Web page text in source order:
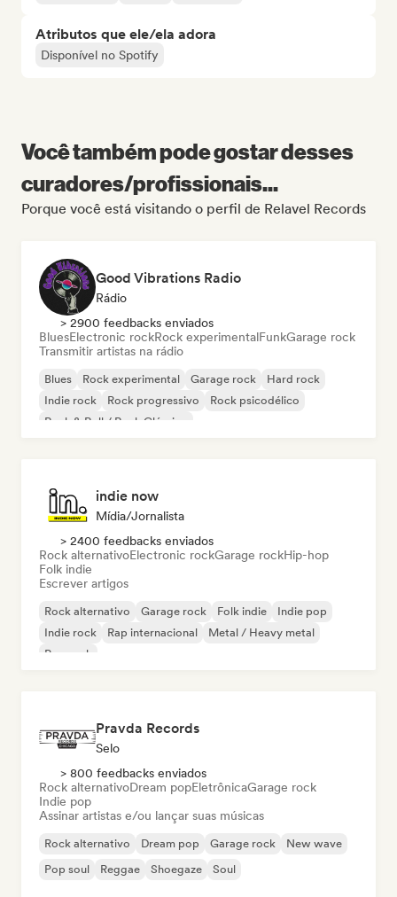
Atributos que ele/ela adora
Disponível no Spotify
Você também pode gostar desses
curadores/profissionais...
Porque você está visitando o perfil de Relavel Records
Good Vibrations Radio
Rádio
> 2900 feedbacks enviados
BluesElectronic rockRock experimentalFunkGarage rock
Transmitir artistas na rádio
Blues Rock experimental Garage rock
Hard rock
Indie rock
Rock progressivo
Rock psicodélico
Rock & Roll / Rock Clássico
indie now
Mídia/Jornalista
> 2400 feedbacks enviados
Rock alternativoElectronic rockGarage rockHip-hop
Folk indie
Escrever artigos
Rock alternativo Garage rock Folk indie
Indie pop
Indie rock
Rap internacional
Metal / Heavy metal
Pop rock
Pravda Records
Selo
> 800 feedbacks enviados
Rock alternativoDream popEletrônicaGarage rock
Indie pop
Assinar artistas e/ou lançar suas músicas
Rock alternativo Dream pop Garage rock
New wave
Pop soul
Reggae Shoegaze Soul